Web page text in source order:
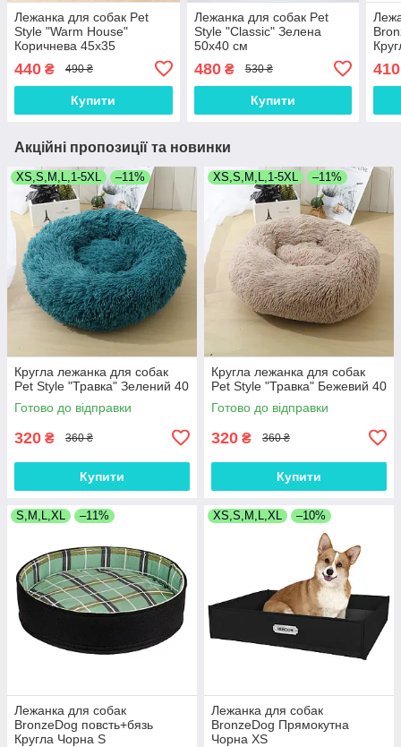
Лежанка для собак Pet
Style "Warm House"
Коричнева 45х35
440 ₴ 490 ₴
Купити
Лежанка для собак Pet
Style "Classic" Зелена
50х40 см
480₴ 530 ₴
Купити
410
Акційні пропозиції та новинки
XS,S,M,L,1-5XL –11%
Кругла лежанка для собак
Pet Style "Травка" Зелений 40
Готово до відправки
320 ₴ 360 ₴
Купити
XS,S,M,L,1-5XL –11%
Кругла лежанка для собак
Pet Style "Травка" Бежевий 40
Готово до відправки
320 ₴ 360 ₴
Купити
S,M,L,XL –11%
Лежанка для собак
BronzeDog повсть+бязь
Кругла Чорна S
XS,S,M,L,XL –10%
Лежанка для собак
BronzeDog Прямокутна
Чорна XS